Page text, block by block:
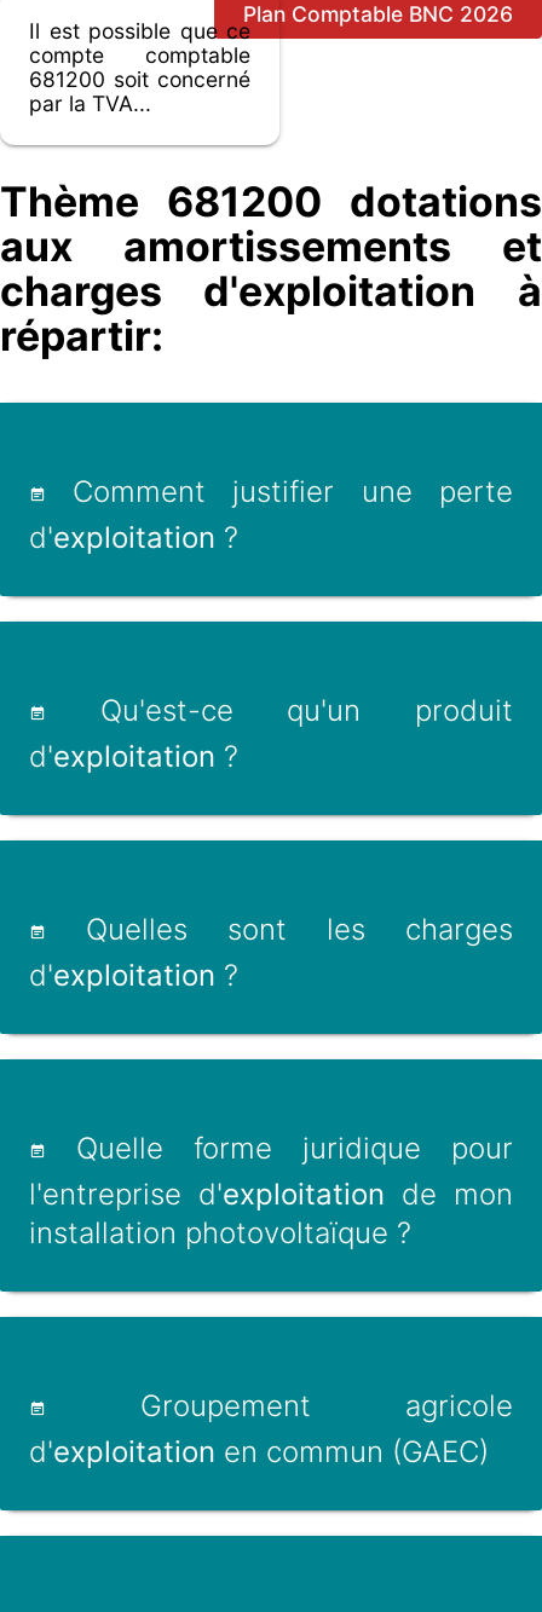
Plan Comptable BNC 2026
Il est possible que ce
compte comptable
681200 soit concerné
par la TVA...
Thème 681200 dotations
aux amortissements et
charges d'exploitation à
répartir:
Comment justifier une perte
d'exploitation ?
Qu'est-ce qu'un produit
d'exploitation ?
Quelles sont les charges
d'exploitation ?
Quelle forme juridique pour
l'entreprise d'exploitation de mon
installation photovoltaïque ?
Groupement agricole
d'exploitation en commun (GAEC)